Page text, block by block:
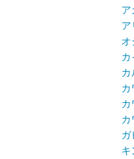
ア
カ
カ
キ